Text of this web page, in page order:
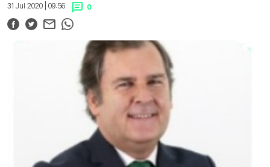
WIKILEONINO
HISTÓRIAS DO LEÃO
COMPETIÇÕES
31 Jul 2020 | 09:56 0